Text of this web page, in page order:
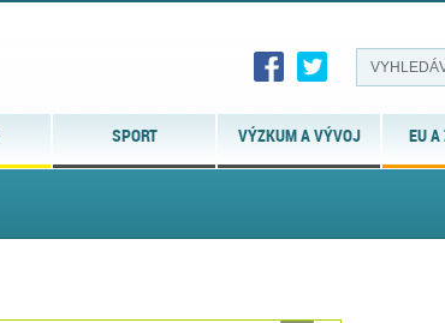
SPORT VÝZKUM A VÝVOJ EU